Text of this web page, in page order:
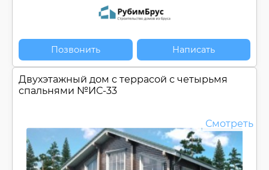
Позвонить Написать
Двухэтажный дом c террасой с четырьмя
спальнями №ИС-33
Смотреть